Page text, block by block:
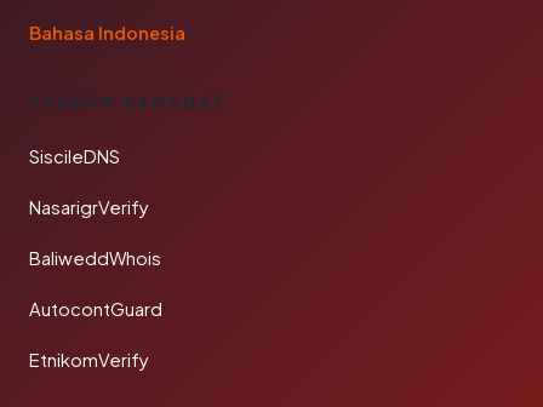
Bahasa Indonesia
TAUTAN SAHABAT
SiscileDNS
NasarigrVerify
BaliweddWhois
AutocontGuard
EtnikomVerify